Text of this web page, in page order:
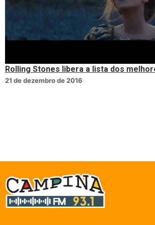
Rolling Stones libera a lista dos
21 de dezembro de 2016